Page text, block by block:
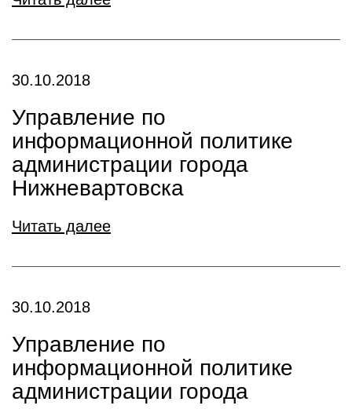
30.10.2018
Управление по
информационной политике
администрации города
Нижневартовска
Читать далее
30.10.2018
Управление по
информационной политике
администрации города